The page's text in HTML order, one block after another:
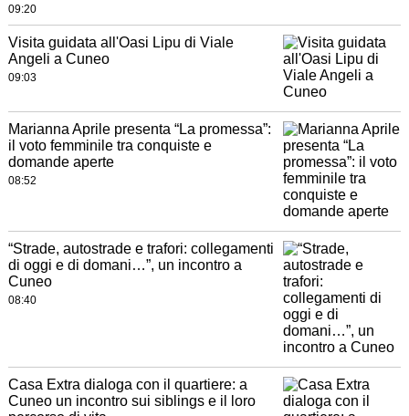
09:20
Visita guidata all'Oasi Lipu di Viale
Angeli a Cuneo
09:03
Marianna Aprile presenta “La promessa”:
il voto femminile tra conquiste e
domande aperte
08:52
“Strade, autostrade e trafori: collegamenti
di oggi e di domani…”, un incontro a
Cuneo
08:40
Casa Extra dialoga con il quartiere: a
Cuneo un incontro sui siblings e il loro